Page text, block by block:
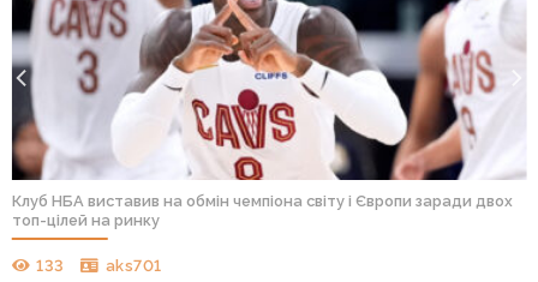
Клуб НБА виставив на обмін чемпіона світу і Європи заради двох
топ-цілей на ринку
133 aks701